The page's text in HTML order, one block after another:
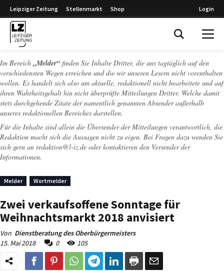
Leipziger Zeitung Stellenmarkt Shop Login
Im Bereich „Melder“ finden Sie Inhalte Dritter, die uns tagtäglich auf den
verschiedensten Wegen erreichen und die wir unseren Lesern nicht vorenthalten
wollen. Es handelt sich also um aktuelle, redaktionell nicht bearbeitete und auf
ihren Wahrheitsgehalt hin nicht überprüfte Mitteilungen Dritter. Welche damit
stets durchgehende Zitate der namentlich genannten Absender außerhalb
unseres redaktionellen Bereiches darstellen.
Für die Inhalte sind allein die Übersender der Mitteilungen verantwortlich, die
Redaktion macht sich die Aussagen nicht zu eigen. Bei Fragen dazu wenden Sie
sich gern an redaktion@l-iz.de oder kontaktieren den Versender der
Informationen.
Melder Wortmelder
Zwei verkaufsoffene Sonntage für
Weihnachtsmarkt 2018 anvisiert
Von Dienstberatung des Oberbürgermeisters
15. Mai 2018
0 105